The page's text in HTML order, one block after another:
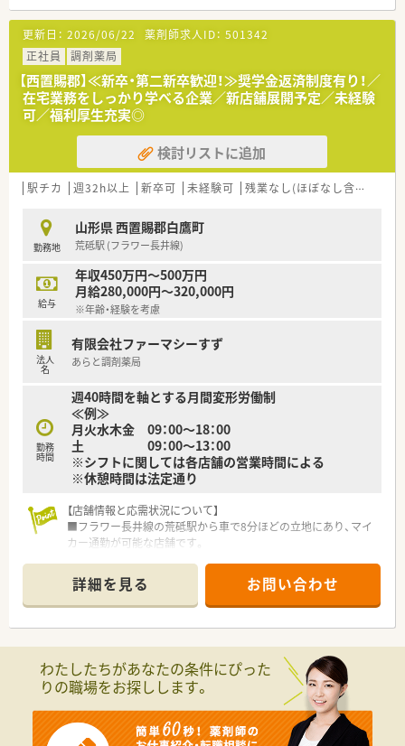
【募集背景と求める人物像について】
■今後の事業拡大を見据えており、体制強化のために薬剤師を増
員募集します。
■在宅医療に興味があり、未経験からでも積極的に関わっていき
たい方を歓迎します。
■様々な処方に触れ、薬剤師として成長したいという意欲のある
方を求めています。
【法人特徴について】
■東北と関東を中心に40店舗以上を展開している調剤薬局チェ
ーンです。
的に推進しています。
■社員の挑戦を後押しする風通しの良い社風で、地域医療への貢
献を目指します。
【求人情報について】
■ご経験や能力に応じて、年収480万円から600万円の範囲で優
遇されます。
っています。
■選考により、年間最大60万円の奨学金返済をサポートする制
更新日： 2026/06/22 薬剤師求人ID： 501342
正社員
調剤薬局
【西置賜郡】≪新卒・第二新卒歓迎！≫奨学金返済制度有り！／
在宅業務をしっかり学べる企業／新店舗展開予定／未経験
可／福利厚生充実◎
検討リストに追加
駅チカ 週32h以上 新卒可 未経験可 残業なし(ほぼなし含む)
勤務地
山形県 西置賜郡白鷹町
荒砥駅 (フラワー長井線)
給与
年収450万円～500万円
月給280,000円～320,000円
※年齢・経験を考慮
法人
名
有限会社ファーマシーすず
あらと調剤薬局
勤務
時間
週40時間を軸とする月間変形労働制
≪例≫
月火水木金 09：00～18：00
土 09：00～13：00
※シフトに関しては各店舗の営業時間による
※休憩時間は法定通り
【店舗情報と応需状況について】
■フラワー長井線の荒砥駅から車で8分ほどの立地にあり、マイ
カー通勤が可能な店舗です。
コンスタントに応需しています。
■薬剤師2名と事務3名の体制で、互いに協力し合いながら地域
医療に貢献している環境です。
■業務拡大に伴う増員募集であり、今後の店舗展開も見据えた積
極的な採用活動を行っています。
■在宅医療に興味があり、地域に根差して薬剤師としてのスキル
■将来的には管理薬剤師として、店舗のマネジメントにも挑戦し
たい意欲的な方を求めています。
詳細を見る お問い合わせ
わたしたちがあなたの条件にぴった
りの職場をお探しします。